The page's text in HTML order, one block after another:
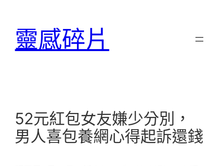
靈感碎片
52元紅包女友嫌少分別，
男人喜包養網心得起訴還錢